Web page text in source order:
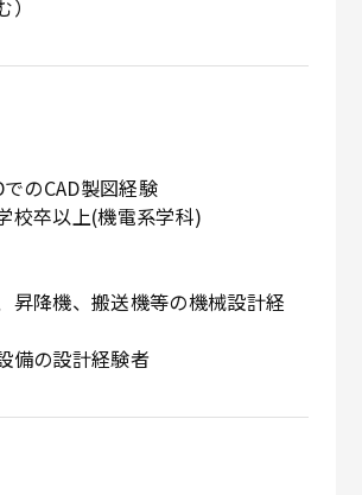
でのCAD製図経験
校卒以上(機電系学科)
昇降機、搬送機等の機械設計経
備の設計経験者